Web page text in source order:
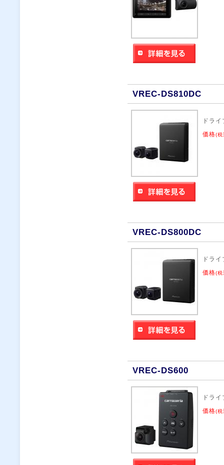
VREC-DS810DC
ドラ
価格(税
VREC-DS800DC
ドラ
価格(税
VREC-DS600
ドラ
価格(税